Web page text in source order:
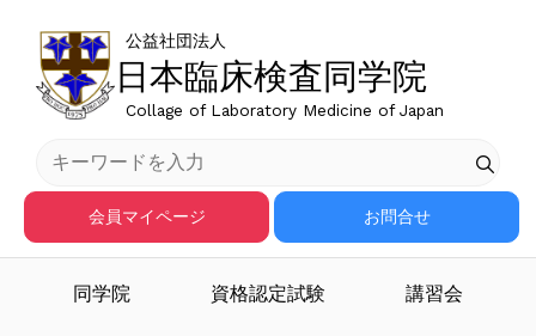
日本臨床検査同学院
公益社団法人
Collage of Laboratory Medicine of Japan
会員マイページ お問合せ
同学院 資格認定試験 講習会